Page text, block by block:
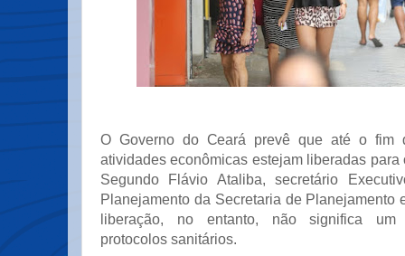
O Governo do Ceará prevê que até o fim
atividades econômicas estejam liberadas para
Segundo Flávio Ataliba, secretário
Planejamento da Secretaria de Planejamento
liberação, no entanto, não significa um
protocolos sanitários.